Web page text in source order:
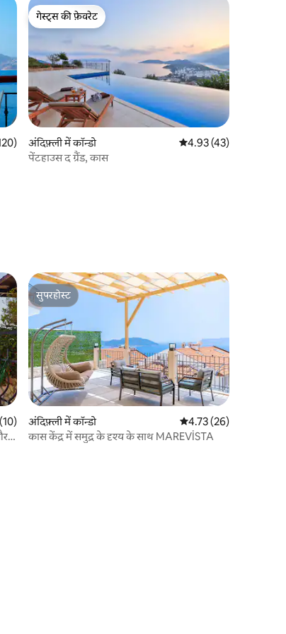
5 में से 4.9, 120 समीक्षाएँ
गेस्ट्स की फ़ेवरेट
गेस्ट्स की फ़ेवरेट
अंदिफ़्ली में कॉन्डो औसत रेटिंग 5 में से 4.93,
4.93 (43)
पेंटहाउस द ग्रैंड, कास
5 में से 4.9, 10 समीक्षाएँ
सुपरहोस्ट
सुपरहोस्ट
अंदिफ़्ली में कॉन्डो औसत रेटिंग 5 में से 4.73,
4.73 (26)
कास केंद्र में समुद्र के दृश्य के साथ MAREVİSTA